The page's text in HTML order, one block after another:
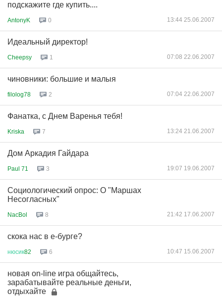
подскажите где купить....
AntonyK 0 13:44 25.06.2007
Идеальный директор!
Cheepsy 1 07:08 22.06.2007
чиновники: большие и малыя
filolog78 2 07:04 22.06.2007
Фанатка, с Днем Варенья тебя!
Kriska 7 13:24 21.06.2007
Дом Аркадия Гайдара
Paul 71 3 19:07 19.06.2007
Социологический опрос: О "Маршах
Несогласных"
NacBol 8 21:42 17.06.2007
скока нас в е-бурге?
нюсик82 6 10:47 15.06.2007
новая on-line игра общайтесь,
зарабатывайте реальные деньги,
отдыхайте